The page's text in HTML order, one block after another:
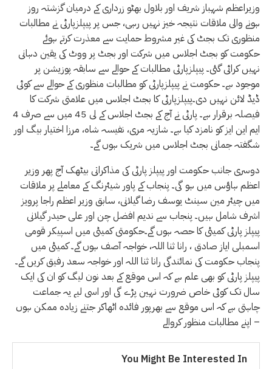
وزیراعظم شہباز شریف اور بلاول بھٹو زرداری کے درمیان گزشتہ روز
ہونے والی ملاقات نتیجہ خیز نہیں رہی، جس پر پیپلزپارٹی نے مطالبات
منظوری تک بجٹ کی غیر مشروط حمایت سے معذرت کرتے ہوئے
حکومت کو بجٹ اجلاس میں شرکت اور بجٹ پر ووٹ کی یقین دہانی
نہیں کرائی گئی۔ پیپلزپارٹی مطالبات کے حوالے سے سابقہ پوزیشن پر
موجود ہے۔ حکومت نے پیپلزپارٹی کو مطالبات منظوری کے حوالے سے کوئی
ڈیڈ لائن نہیں دی۔پیپلزپارٹی کا بجٹ اجلاس میں علامتی شرکت کا
فیصلہ برقرار ہے۔ پارٹی نے آج کے بجٹ اجلاس کے لی 45 میں سے صرف 4
ایم این ایز کو نامزد کیا ہے۔ شازیہ مری، نفیسہ شاہ، مرزا اختیار بیگ اور
شگفتہ جمانی بجٹ اجلاس میں شریک ہوں گے۔
دوسری جانب حکومت اور پیپلز پارٹی کی مذاکراتی بیٹھک آج پھر وزیر
اعظم ہاؤس میں ہو گی۔ پنجاب کے پاور شیئرنگ کے معاملے پر ملاقات
میں چیئر مین سینٹ یوسف رضا گیلانی، سابق وزیر اعظم راجا پرویز
اشرف شامل ہیں۔ پنجاب سے ندیم افضل چن اور علی حیدر گیلانی
پیپلز پارٹی کمیٹی کا حصہ ہوں گے۔حکومتی کمیٹی میں اسپیکر قومی
اسمبلی ایاز صادق ، رانا ثنا اللہ، خواجہ آصف ہوں گے۔ کمیٹی میں
پنجاب حکومت کی نمائندگی رانا ثنا اللہ اور خواجہ سعد رفیق کریں گے۔
پیپلز پارٹی کو بھی علم ہے کہ اس موقع کے بعد نون لیگ کو ان کی ایک
سال تک کوئی خاص ضرورت نہین پڑے گی اور اسی لیے یہ جماعت
چاہتی ہے کہ اس موقع سے بھرپور فائدہ اٹھاکر جتنے زیادہ ممکن ہوں
اپنے مطالبات منظور کروالے –
You Might Be Interested In